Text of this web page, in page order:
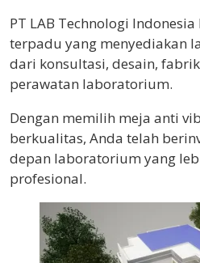
PT LAB Technologi
terpadu yang menyediakan
dari konsultasi, desain,
perawatan laboratorium.
Dengan memilih meja anti
berkualitas, Anda telah
depan laboratorium yang
profesional.